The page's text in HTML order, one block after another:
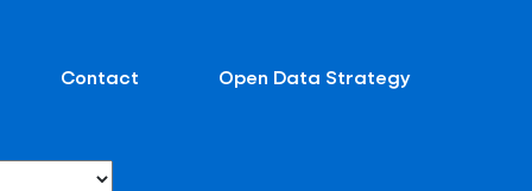
Contact Open Data Strategy